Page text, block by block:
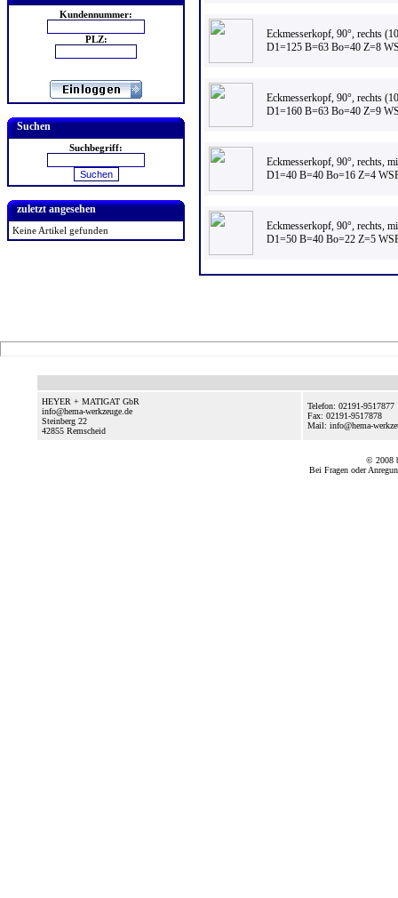
Kundennummer:
PLZ:
Suchen
Suchbegriff:
zuletzt angesehen
Keine Artikel gefunden
Eckmesserkopf, 90°, rechts
D1=125 B=63 Bo=40 Z=8
Eckmesserkopf, 90°, rechts
D1=160 B=63 Bo=40 Z=9
Eckmesserkopf, 90°, rechts,
D1=40 B=40 Bo=16 Z=4
Eckmesserkopf, 90°, rechts,
D1=50 B=40 Bo=22 Z=5
HEYER + MATIGAT GbR
info@hema-werkzeuge.de
Steinberg 22
42855 Remscheid
Telefon: 02191-9517877
Fax: 02191-9517878
Mail: info@hema-
© 2008
Bei Fragen oder